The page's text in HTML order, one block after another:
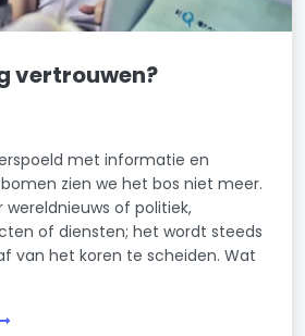
vertrouwen?
met informatie en
zien we het bos niet meer.
of politiek,
of diensten; het wordt steeds
van het koren te scheiden. Wat